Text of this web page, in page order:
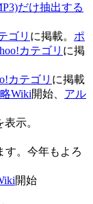
だけ抽出する
ゴリ に掲載。 ポ
カテゴリ に掲
カテゴリ に掲載
Wiki開始、 アル
示。
す。今年もよろ
開始